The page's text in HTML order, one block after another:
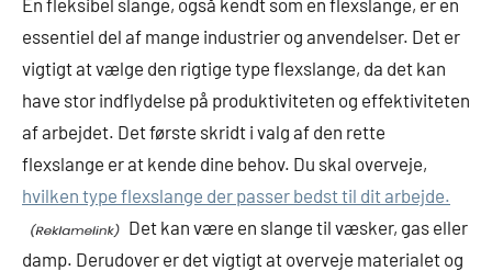
essentiel del af mange industrier og anvendelser. Det er
vigtigt at vælge den rigtige type flexslange, da det kan
have stor indflydelse på produktiviteten og effektiviteten
af arbejdet. Det første skridt i valg af den rette
flexslange er at kende dine behov. Du skal overveje,
hvilken type flexslange der passer bedst til dit arbejde.
Det kan være en slange til væsker, gas eller
damp. Derudover er det vigtigt at overveje materialet og